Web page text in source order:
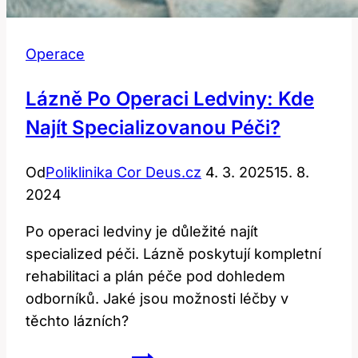
Operace
Lázně Po Operaci Ledviny: Kde
Najít Specializovanou Péči?
OdPoliklinika Cor Deus.cz 4. 3. 202515. 8.
2024
Po operaci ledviny je důležité najít
specialized péči. Lázně poskytují kompletní
rehabilitaci a plán péče pod dohledem
odborníků. Jaké jsou možnosti léčby v
těchto lázních?